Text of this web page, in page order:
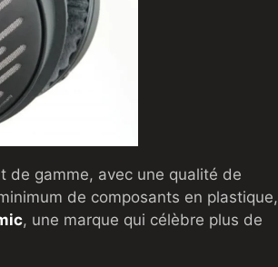
de gamme, avec une qualité de
de composants en plastique,
, une marque qui célèbre plus de